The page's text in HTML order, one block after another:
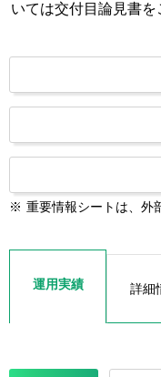
いては交付目論見書を
※ 重要情報シートは、外
運用実績 詳細